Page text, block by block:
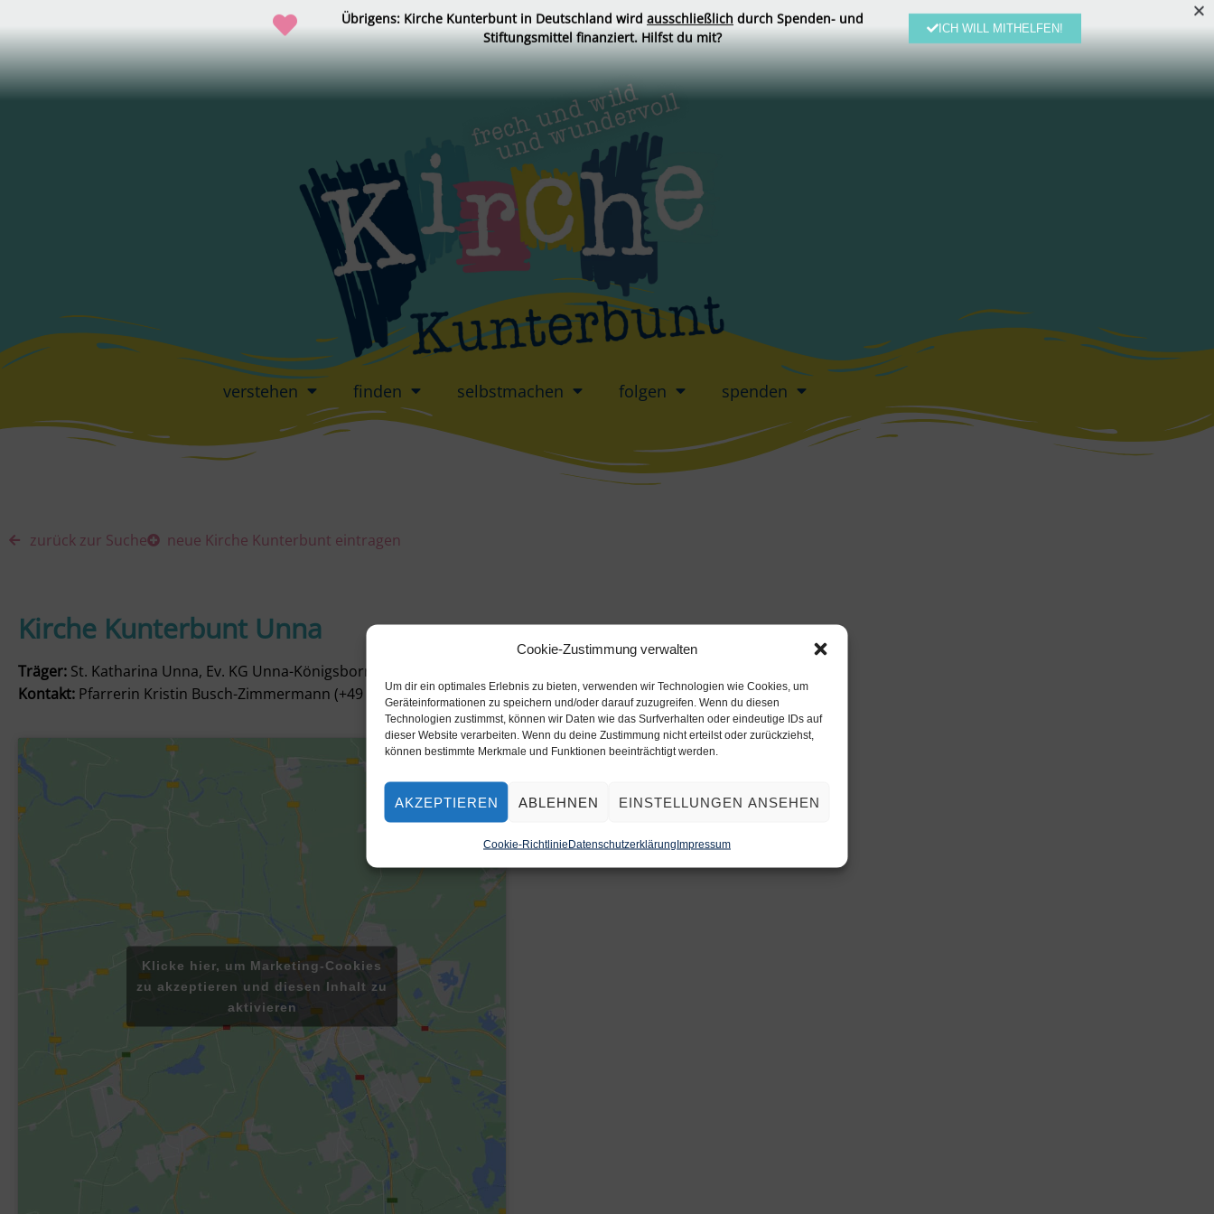
Cookie-Zustimmung verwalten
Um dir ein optimales Erlebnis zu bieten, verwenden wir Technologien wie Cookies, um
Geräteinformationen zu speichern und/oder darauf zuzugreifen. Wenn du diesen
Technologien zustimmst, können wir Daten wie das Surfverhalten oder eindeutige IDs auf
dieser Website verarbeiten. Wenn du deine Zustimmung nicht erteilst oder zurückziehst,
können bestimmte Merkmale und Funktionen beeinträchtigt werden.
AKZEPTIEREN ABLEHNEN EINSTELLUNGEN ANSEHEN
Cookie-RichtlinieDatenschutzerklärungImpressum
verstehen finden selbstmachen folgen spenden
zurück zur Suche neue Kirche Kunterbunt eintragen
Kirche Kunterbunt Unna
Träger: St. Katharina Unna, Ev. KG Unna-Königsborn
Kontakt: Pfarrerin Kristin Busch-Zimmermann (+49 176 64902214)
Klicke hier, um Marketing-Cookies
zu akzeptieren und diesen Inhalt zu
aktivieren
Übrigens: Kirche Kunterbunt in Deutschland wird ausschließlich durch Spenden- und
Stiftungsmittel finanziert. Hilfst du mit?
ICH WILL MITHELFEN!